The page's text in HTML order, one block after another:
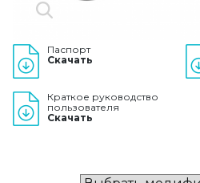
Паспорт
Скачать
Краткое руководство
пользователя
Скачать